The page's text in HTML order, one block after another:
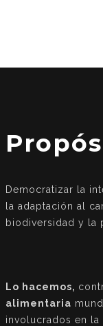
Democratizar la
la adaptación al
biodiversidad y la
Lo hacemos,
alimentaria
involucrados en la